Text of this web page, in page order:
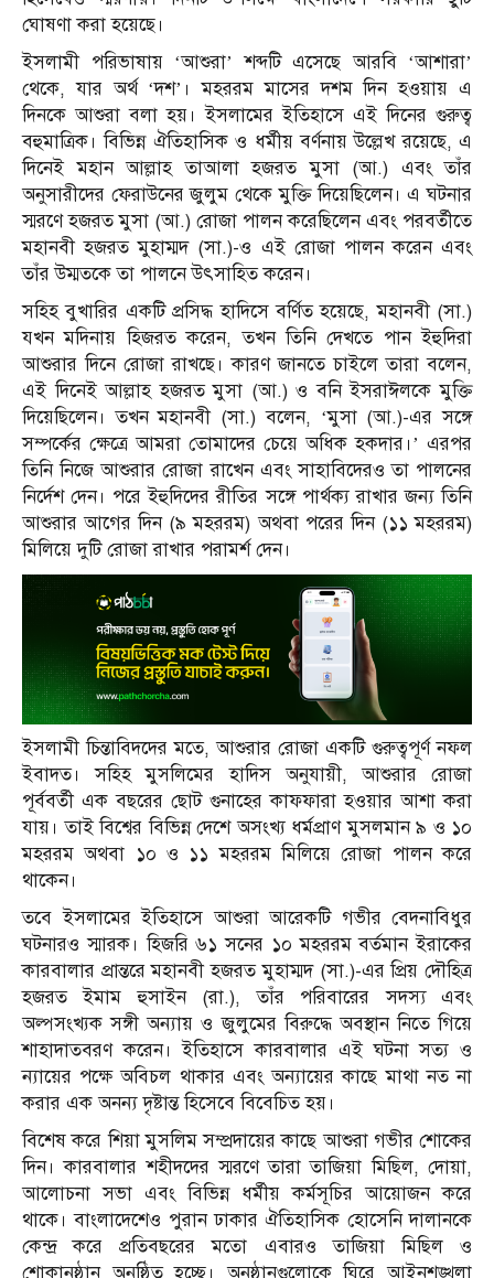
ঘোষণা করা হয়েছে।
ইসলামী পরিভাষায় ‘আশুরা’ শব্দটি এসেছে আরবি ‘আশারা’
থেকে, যার অর্থ ‘দশ’। মহররম মাসের দশম দিন হওয়ায় এ
দিনকে আশুরা বলা হয়। ইসলামের ইতিহাসে এই দিনের গুরুত্ব
বহুমাত্রিক। বিভিন্ন ঐতিহাসিক ও ধর্মীয় বর্ণনায় উল্লেখ রয়েছে, এ
দিনেই মহান আল্লাহ তাআলা হজরত মুসা (আ.) এবং তাঁর
অনুসারীদের ফেরাউনের জুলুম থেকে মুক্তি দিয়েছিলেন। এ ঘটনার
স্মরণে হজরত মুসা (আ.) রোজা পালন করেছিলেন এবং পরবর্তীতে
মহানবী হজরত মুহাম্মদ (সা.)-ও এই রোজা পালন করেন এবং
তাঁর উম্মতকে তা পালনে উৎসাহিত করেন।
সহিহ বুখারির একটি প্রসিদ্ধ হাদিসে বর্ণিত হয়েছে, মহানবী (সা.)
যখন মদিনায় হিজরত করেন, তখন তিনি দেখতে পান ইহুদিরা
আশুরার দিনে রোজা রাখছে। কারণ জানতে চাইলে তারা বলেন,
এই দিনেই আল্লাহ হজরত মুসা (আ.) ও বনি ইসরাঈলকে মুক্তি
দিয়েছিলেন। তখন মহানবী (সা.) বলেন, ‘মুসা (আ.)-এর সঙ্গে
সম্পর্কের ক্ষেত্রে আমরা তোমাদের চেয়ে অধিক হকদার।’ এরপর
তিনি নিজে আশুরার রোজা রাখেন এবং সাহাবিদেরও তা পালনের
নির্দেশ দেন। পরে ইহুদিদের রীতির সঙ্গে পার্থক্য রাখার জন্য তিনি
আশুরার আগের দিন (৯ মহররম) অথবা পরের দিন (১১ মহররম)
মিলিয়ে দুটি রোজা রাখার পরামর্শ দেন।
ইসলামী চিন্তাবিদদের মতে, আশুরার রোজা একটি গুরুত্বপূর্ণ নফল
ইবাদত। সহিহ মুসলিমের হাদিস অনুযায়ী, আশুরার রোজা
পূর্ববর্তী এক বছরের ছোট গুনাহের কাফফারা হওয়ার আশা করা
যায়। তাই বিশ্বের বিভিন্ন দেশে অসংখ্য ধর্মপ্রাণ মুসলমান ৯ ও ১০
মহররম অথবা ১০ ও ১১ মহররম মিলিয়ে রোজা পালন করে
থাকেন।
তবে ইসলামের ইতিহাসে আশুরা আরেকটি গভীর বেদনাবিধুর
ঘটনারও স্মারক। হিজরি ৬১ সনের ১০ মহররম বর্তমান ইরাকের
কারবালার প্রান্তরে মহানবী হজরত মুহাম্মদ (সা.)-এর প্রিয় দৌহিত্র
হজরত ইমাম হুসাইন (রা.), তাঁর পরিবারের সদস্য এবং
অল্পসংখ্যক সঙ্গী অন্যায় ও জুলুমের বিরুদ্ধে অবস্থান নিতে গিয়ে
শাহাদাতবরণ করেন। ইতিহাসে কারবালার এই ঘটনা সত্য ও
ন্যায়ের পক্ষে অবিচল থাকার এবং অন্যায়ের কাছে মাথা নত না
করার এক অনন্য দৃষ্টান্ত হিসেবে বিবেচিত হয়।
বিশেষ করে শিয়া মুসলিম সম্প্রদায়ের কাছে আশুরা গভীর শোকের
দিন। কারবালার শহীদদের স্মরণে তারা তাজিয়া মিছিল, দোয়া,
আলোচনা সভা এবং বিভিন্ন ধর্মীয় কর্মসূচির আয়োজন করে
থাকে। বাংলাদেশেও পুরান ঢাকার ঐতিহাসিক হোসেনি দালানকে
কেন্দ্র করে প্রতিবছরের মতো এবারও তাজিয়া মিছিল ও
শোকানুষ্ঠান অনুষ্ঠিত হচ্ছে। অনুষ্ঠানগুলোকে ঘিরে আইনশৃঙ্খলা